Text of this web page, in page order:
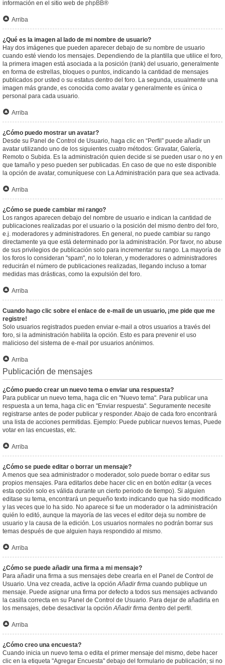
información en el sitio web de phpBB®
Arriba
¿Qué es la imagen al lado de mi nombre de usuario?
Hay dos imágenes que pueden aparecer debajo de su nombre de usuario
cuando esté viendo los mensajes. Dependiendo de la plantilla que utilice el foro,
la primera imagen está asociada a la posición (rank) del usuario, generalmente
en forma de estrellas, bloques o puntos, indicando la cantidad de mensajes
publicados por usted o su estatus dentro del foro. La segunda, usualmente una
imagen más grande, es conocida como avatar y generalmente es única o
personal para cada usuario.
Arriba
¿Cómo puedo mostrar un avatar?
Desde su Panel de Control de Usuario, haga clic en “Perfil” puede añadir un
avatar utilizando uno de los siguientes cuatro métodos: Gravatar, Galería,
Remoto o Subida. Es la administración quien decide si se pueden usar o no y en
que tamaño y peso pueden ser publicadas. En caso de que no este disponible
la opción de avatar, comuníquese con La Administración para que sea activada.
Arriba
¿Cómo se puede cambiar mi rango?
Los rangos aparecen debajo del nombre de usuario e indican la cantidad de
publicaciones realizadas por el usuario o la posición del mismo dentro del foro,
e.j. moderadores y administradores. En general, no puede cambiar su rango
directamente ya que está determinado por la administración. Por favor, no abuse
de sus privilegios de publicación solo para incrementar su rango. La mayoría de
los foros lo consideran "spam", no lo toleran, y moderadores o administradores
reducirán el número de publicaciones realizadas, llegando incluso a tomar
medidas mas drásticas, como la expulsión del foro.
Arriba
Cuando hago clic sobre el enlace de e-mail de un usuario, ¡me pide que me
registre!
Solo usuarios registrados pueden enviar e-mail a otros usuarios a través del
foro, si la administración habilita la opción. Esto es para prevenir el uso
malicioso del sistema de e-mail por usuarios anónimos.
Arriba
Publicación de mensajes
¿Cómo puedo crear un nuevo tema o enviar una respuesta?
Para publicar un nuevo tema, haga clic en "Nuevo tema". Para publicar una
respuesta a un tema, haga clic en "Enviar respuesta". Seguramente necesite
registrarse antes de poder publicar y responder. Abajo de cada foro encontrará
una lista de acciones permitidas. Ejemplo: Puede publicar nuevos temas, Puede
votar en las encuestas, etc.
Arriba
¿Cómo se puede editar o borrar un mensaje?
A menos que sea administrador o moderador, solo puede borrar o editar sus
propios mensajes. Para editarlos debe hacer clic en en botón editar(a veces
esta opción solo es válida durante un cierto periodo de tiempo). Si alguien
editase su tema, encontrará un pequeño texto indicando que ha sido modificado
y las veces que lo ha sido. No aparece si fue un moderador o la administración
quién lo editó, aunque la mayoría de las veces el editor deja su nombre de
usuario y la causa de la edición. Los usuarios normales no podrán borrar sus
temas después de que alguien haya respondido al mismo.
Arriba
¿Cómo se puede añadir una firma a mi mensaje?
Para añadir una firma a sus mensajes debe crearla en el Panel de Control de
Usuario. Una vez creada, active la opciónAñadir firma cuando publique un
mensaje. Puede asignar una firma por defecto a todos sus mensajes activando
la casilla correcta en su Panel de Control de Usuario. Para dejar de añadirla en
los mensajes, debe desactivar la opciónAñadir firma dentro del perfil.
Arriba
¿Cómo creo una encuesta?
Cuando inicia un nuevo tema o edita el primer mensaje del mismo, debe hacer
clic en la etiqueta "Agregar Encuesta" debajo del formulario de publicación; si no